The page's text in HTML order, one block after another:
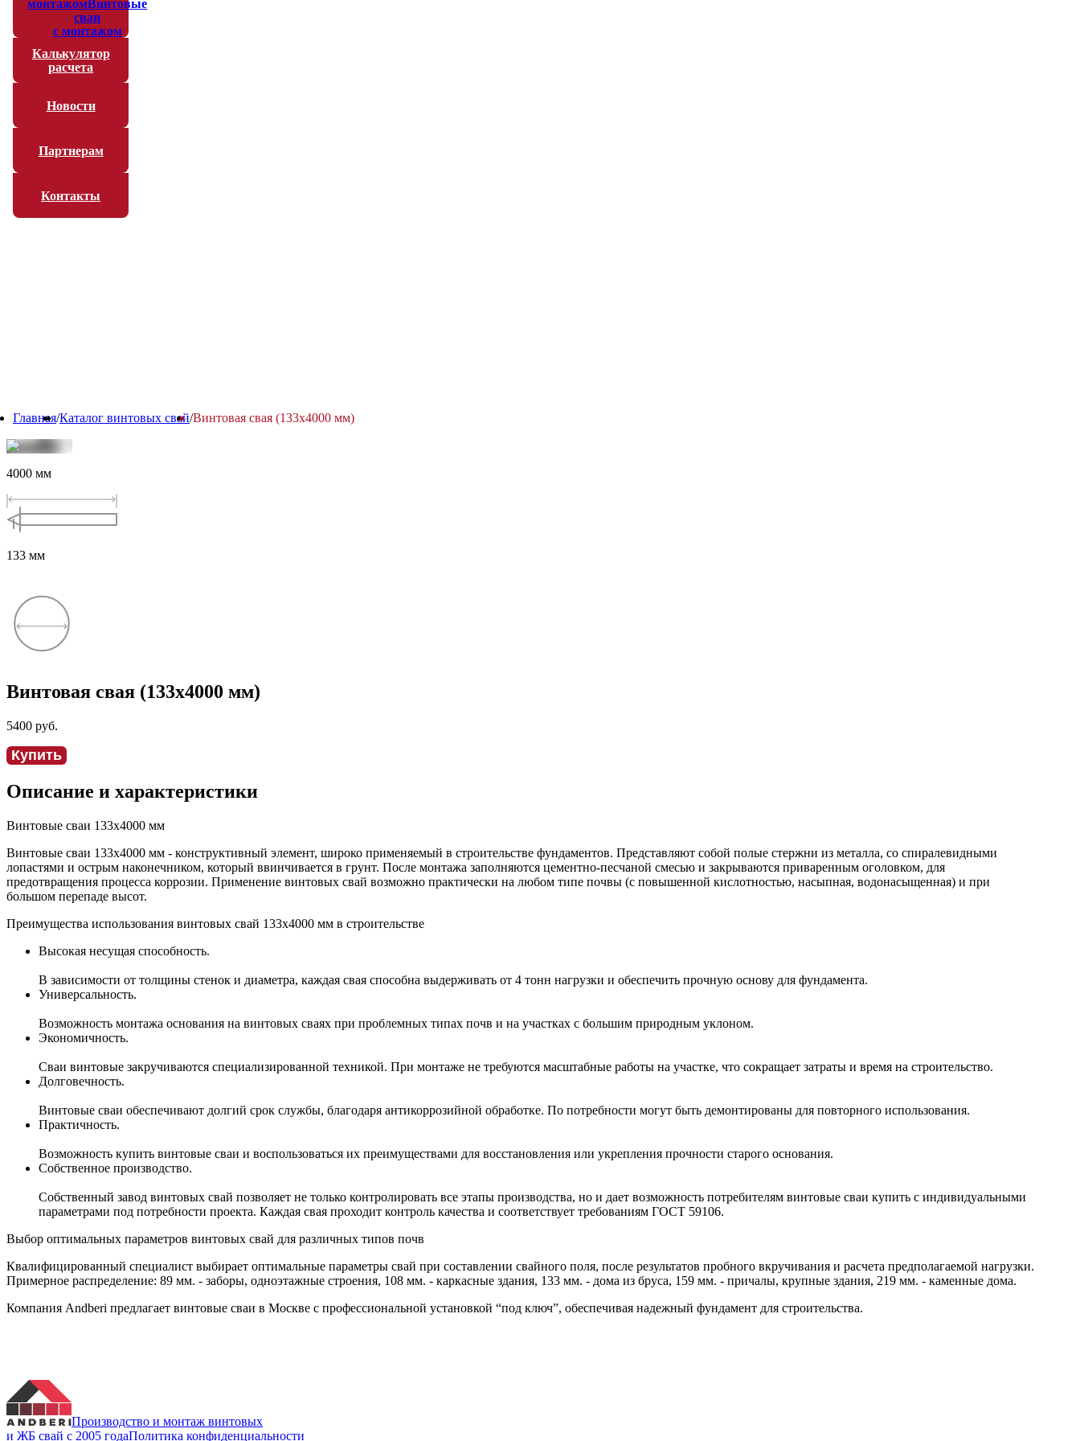
монтажомВинтовые
сваи
с монтажом
Калькулятор
расчета
Новости
Партнерам
Контакты
Главная/Каталог винтовых свай/Винтовая свая (133x4000 мм)
4000 мм
133 мм
Винтовая свая (133x4000 мм)
5400 руб.
Купить
Описание и характеристики
Винтовые сваи 133x4000 мм
Винтовые сваи 133x4000 мм - конструктивный элемент, широко применяемый в строительстве фундаментов. Представляют собой полые стержни из металла, со спиралевидными
лопастями и острым наконечником, который ввинчивается в грунт. После монтажа заполняются цементно-песчаной смесью и закрываются приваренным оголовком, для
предотвращения процесса коррозии. Применение винтовых свай возможно практически на любом типе почвы (с повышенной кислотностью, насыпная, водонасыщенная) и при
большом перепаде высот.
Преимущества использования винтовых свай 133x4000 мм в строительстве
Высокая несущая способность.
В зависимости от толщины стенок и диаметра, каждая свая способна выдерживать от 4 тонн нагрузки и обеспечить прочную основу для фундамента.
Универсальность.
Возможность монтажа основания на винтовых сваях при проблемных типах почв и на участках с большим природным уклоном.
Экономичность.
Сваи винтовые закручиваются специализированной техникой. При монтаже не требуются масштабные работы на участке, что сокращает затраты и время на строительство.
Долговечность.
Винтовые сваи обеспечивают долгий срок службы, благодаря антикоррозийной обработке. По потребности могут быть демонтированы для повторного использования.
Практичность.
Возможность купить винтовые сваи и воспользоваться их преимуществами для восстановления или укрепления прочности старого основания.
Собственное производство.
Собственный завод винтовых свай позволяет не только контролировать все этапы производства, но и дает возможность потребителям винтовые сваи купить с индивидуальными
параметрами под потребности проекта. Каждая свая проходит контроль качества и соответствует требованиям ГОСТ 59106.
Выбор оптимальных параметров винтовых свай для различных типов почв
Квалифицированный специалист выбирает оптимальные параметры свай при составлении свайного поля, после результатов пробного вкручивания и расчета предполагаемой нагрузки.
Примерное распределение: 89 мм. - заборы, одноэтажные строения, 108 мм. - каркасные здания, 133 мм. - дома из бруса, 159 мм. - причалы, крупные здания, 219 мм. - каменные дома.
Компания Andberi предлагает винтовые сваи в Москве с профессиональной установкой “под ключ”, обеспечивая надежный фундамент для строительства.
Производство и монтаж винтовых
и ЖБ свай с 2005 годаПолитика конфиденциальности